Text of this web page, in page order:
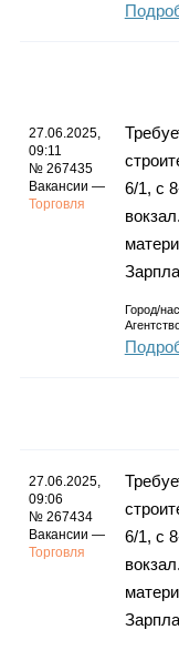
27.06.2025,
09:11
№ 267435
Вакансии —
Торговля
6/1, с
Город/
27.06.2025,
09:06
№ 267434
Вакансии —
Торговля
6/1, с